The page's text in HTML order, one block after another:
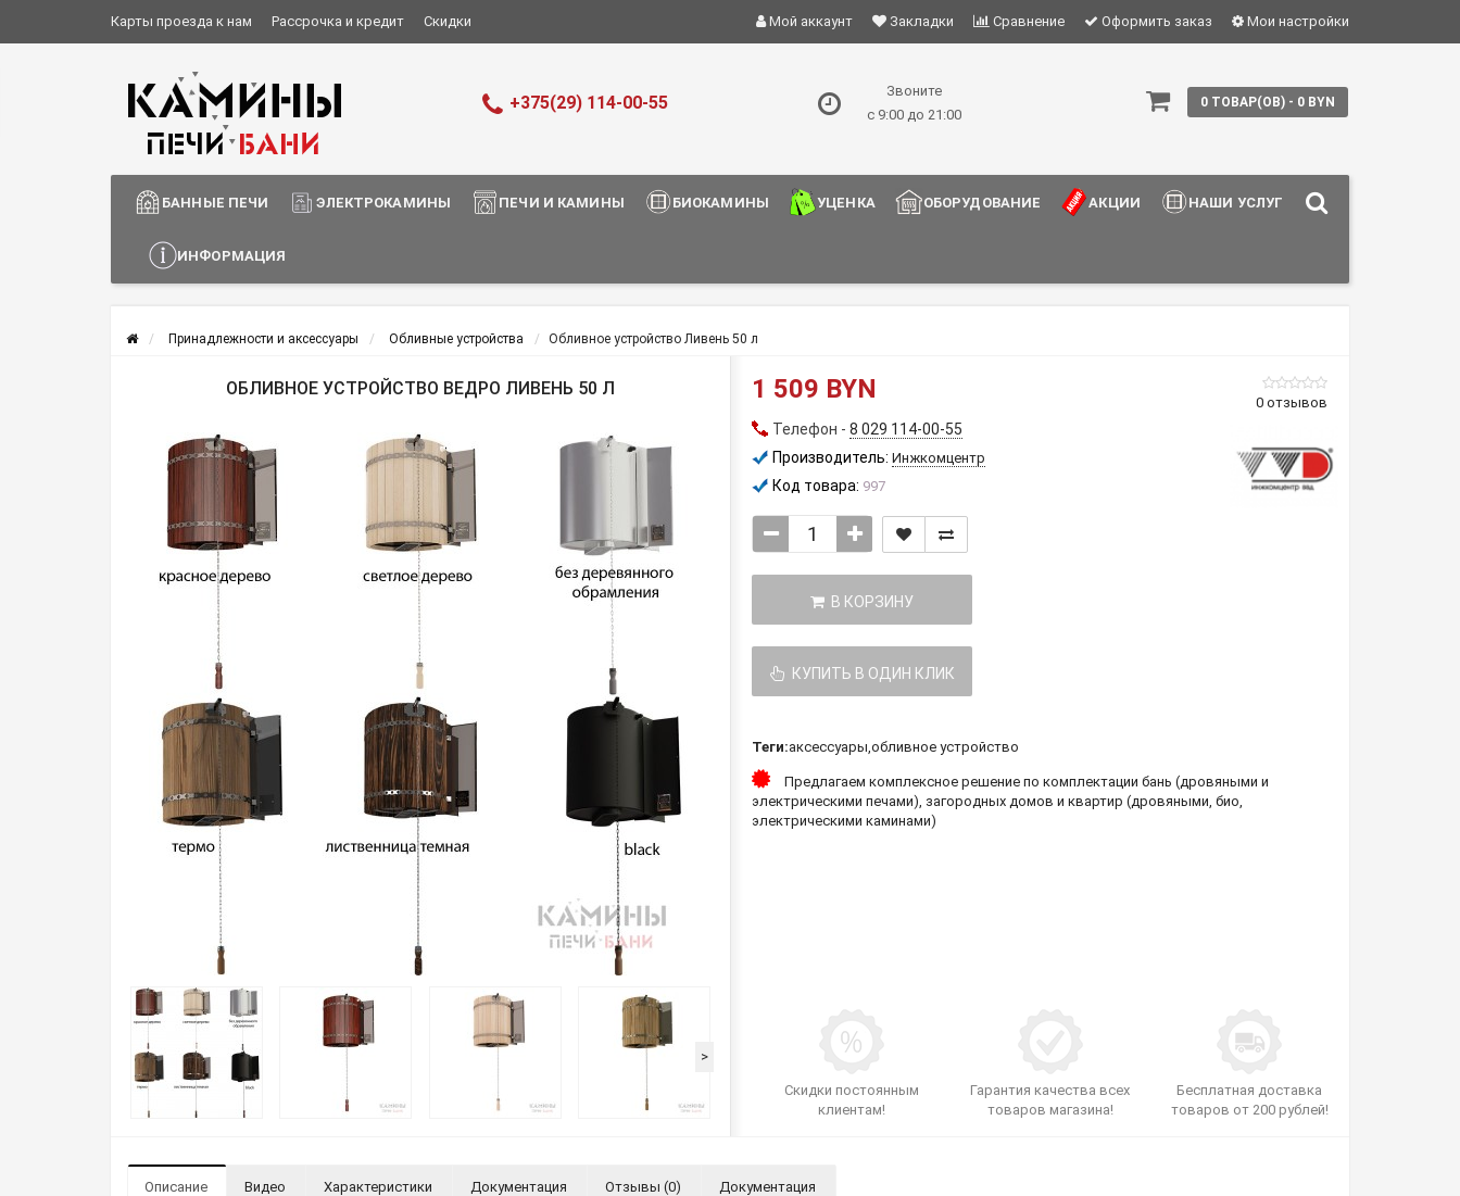
Карты проезда к нам Рассрочка и кредит Скидки
Информация о доставке
Мой аккаунт Закладки Сравнение Оформить заказ Мои настройки
+375(29) 114-00-55
Звоните
с 9:00 до 21:00
0 ТОВАР(ОВ) - 0 BYN
БАННЫЕ ПЕЧИ ЭЛЕКТРОКАМИНЫ ПЕЧИ И КАМИНЫ БИОКАМИНЫ УЦЕНКА ОБОРУДОВАНИЕ АКЦИИ НАШИ УСЛУГИ
ИНФОРМАЦИЯ
Принадлежности и аксессуары Обливные устройства Обливное устройство Ливень 50 л
ОБЛИВНОЕ УСТРОЙСТВО ВЕДРО ЛИВЕНЬ 50 Л
>
0 отзывов
1 509 BYN
Телефон - 8 029 114-00-55
Производитель: Инжкомцентр
Код товара: 997
В КОРЗИНУ
КУПИТЬ В ОДИН КЛИК
Теги:аксессуары,обливное устройство
Скидки постоянным
клиентам!
Гарантия качества всех
товаров магазина!
Бесплатная доставка
товаров от 200 рублей!
Предлагаем комплексное решение по комплектации бань (дровяными и
электрическими печами), загородных домов и квартир (дровяными, био,
электрическими каминами)
Описание Видео Характеристики Документация Отзывы (0) Документация